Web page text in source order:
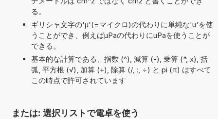
る。
ギリシャ文字の'μ'(=マイクロ)の代わりに単純な'u'を使
うことができ、例えばµPaの代わりにuPaを使うことが
できる。
基本的な計算である、指数 (^), 減算 (-), 乗算 (*, x), 括
弧, 平方根 (√), 加算 (+), 除算 (/, :, ÷) と pi (π) はすべて
この時点で許可されています
または: 選択リストで電卓を使う